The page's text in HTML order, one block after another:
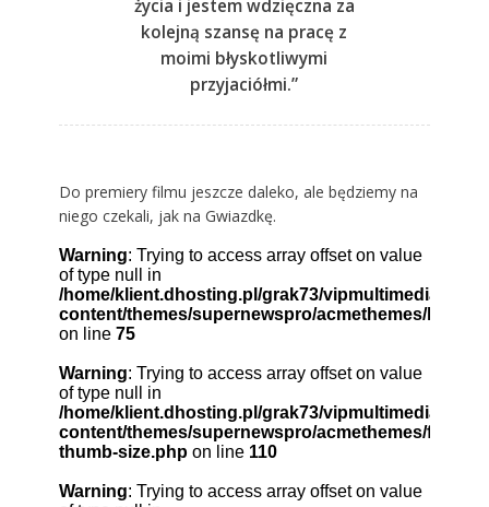
życia i jestem wdzięczna za
kolejną szansę na pracę z
moimi błyskotliwymi
przyjaciółmi.”
Do premiery filmu jeszcze daleko, ale będziemy na
niego czekali, jak na Gwiazdkę.